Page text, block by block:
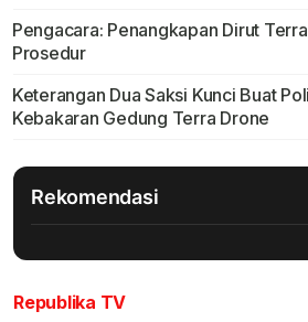
Pengacara: Penangkapan Dirut
Prosedur
Keterangan Dua Saksi Kunci Buat
Kebakaran Gedung Terra Drone
Rekomendasi
Republika TV